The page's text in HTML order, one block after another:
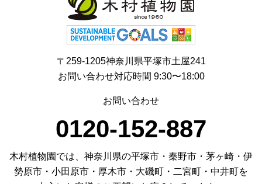
〒259-1205神奈川県平塚市土屋241
お問い合わせ対応時間 9:30〜18:00
お問い合わせ
0120-152-887
木村植物園では、神奈川県の平塚市・秦野市・茅ヶ崎・伊
勢原市・小田原市・厚木市・大磯町・二宮町・中井町を